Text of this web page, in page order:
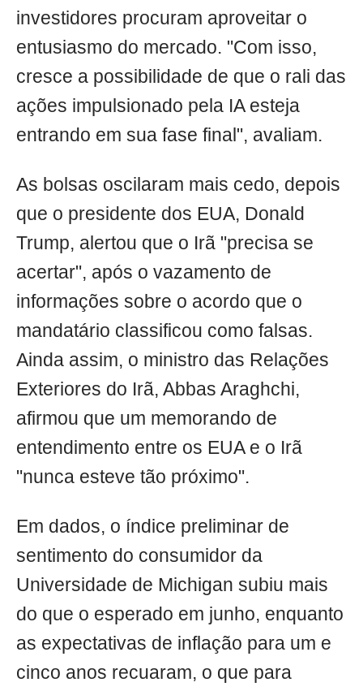
investidores procuram aproveitar o
entusiasmo do mercado. "Com isso,
cresce a possibilidade de que o rali das
ações impulsionado pela IA esteja
entrando em sua fase final", avaliam.
As bolsas oscilaram mais cedo, depois
que o presidente dos EUA, Donald
Trump, alertou que o Irã "precisa se
acertar", após o vazamento de
informações sobre o acordo que o
mandatário classificou como falsas.
Ainda assim, o ministro das Relações
Exteriores do Irã, Abbas Araghchi,
afirmou que um memorando de
entendimento entre os EUA e o Irã
"nunca esteve tão próximo".
Em dados, o índice preliminar de
sentimento do consumidor da
Universidade de Michigan subiu mais
do que o esperado em junho, enquanto
as expectativas de inflação para um e
cinco anos recuaram, o que para